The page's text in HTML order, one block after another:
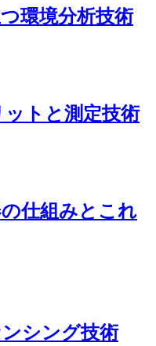
環境分析技術
トと測定技術
仕組みとこれ
シング技術